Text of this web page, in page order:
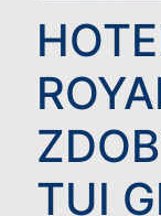
TUI